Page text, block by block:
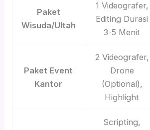
Paket
Wisuda/Ultah
1 Videografer,
Editing Durasi
3-5 Menit
Paket Event
Kantor
2 Videografer,
Drone
(Optional),
Highlight
Scripting,